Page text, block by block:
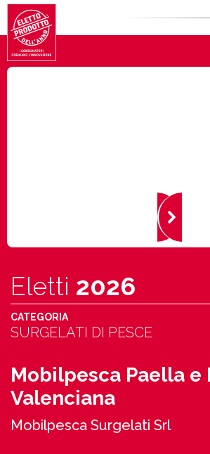
Eletti 2026
CATEGORIA
SURGELATI DI PESCE
Mobilpesca Paella e
Valenciana
Mobilpesca Surgelati Srl